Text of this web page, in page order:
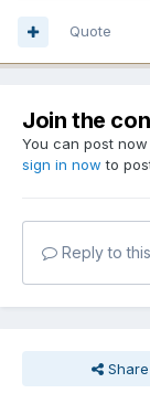
Quote
Join the
You can post
sign in now to
Reply to
Share